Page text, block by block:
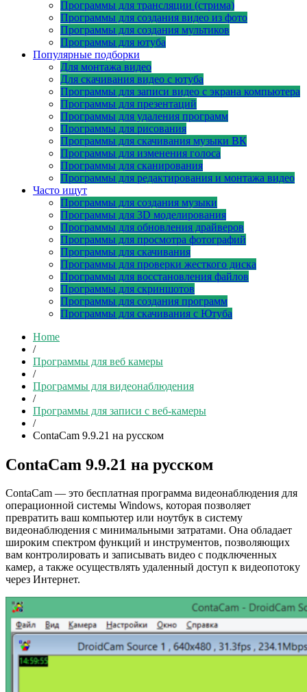
Программы для трансляции (стрима)
Программы для создания видео из фото
Программы для создания мультиков
Программы для ютуба
Популярные подборки
Для монтажа видео
Для скачивания видео с ютуба
Программы для записи видео с экрана компьютера
Программы для презентаций
Программы для удаления программ
Программы для рисования
Программы для скачивания музыки ВК
Программы для изменения голоса
Программы для сканирования
Программы для редактирования и монтажа видео
Часто ищут
Программы для создания музыки
Программы для 3D моделирования
Программы для обновления драйверов
Программы для просмотра фотографий
Программы для скачивания
Программы для проверки жесткого диска
Программы для восстановления файлов
Программы для скриншотов
Программы для создания программ
Программы для скачивания с Ютуба
Home
/
Программы для веб камеры
/
Программы для видеонаблюдения
/
Программы для записи с веб-камеры
/
ContaCam 9.9.21 на русском
ContaCam 9.9.21 на русском
ContaCam — это бесплатная программа видеонаблюдения для
операционной системы Windows, которая позволяет
превратить ваш компьютер или ноутбук в систему
видеонаблюдения с минимальными затратами. Она обладает
широким спектром функций и инструментов, позволяющих
вам контролировать и записывать видео с подключенных
камер, а также осуществлять удаленный доступ к видеопотоку
через Интернет.